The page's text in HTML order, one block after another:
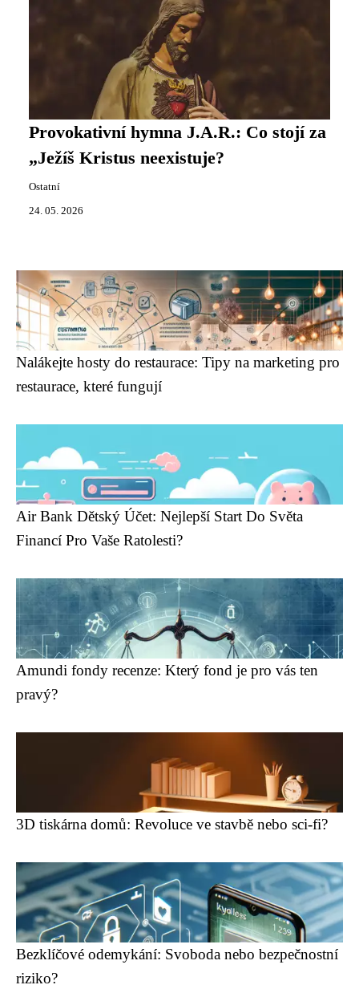
Provokativní hymna J.A.R.: Co stojí za
„Ježíš Kristus neexistuje?
Ostatní
24. 05. 2026
Nalákejte hosty do restaurace: Tipy na marketing pro
restaurace, které fungují
Air Bank Dětský Účet: Nejlepší Start Do Světa
Financí Pro Vaše Ratolesti?
Amundi fondy recenze: Který fond je pro vás ten
pravý?
3D tiskárna domů: Revoluce ve stavbě nebo sci-fi?
Bezklíčové odemykání: Svoboda nebo bezpečnostní
riziko?